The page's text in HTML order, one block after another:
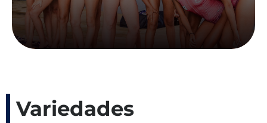
Variedades